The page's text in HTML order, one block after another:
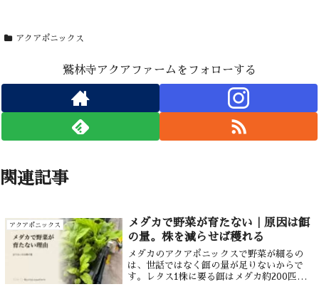
アクアポニックス
鷲林寺アクアファームをフォローする
関連記事
アクアポニックス
メダカで野菜が育たない｜原因は餌
の量。株を減らせば穫れる
メダカのアクアポニックスで野菜が細るの
は、世話ではなく餌の量が足りないからで
す。レタス1株に要る餌はメダカ約200匹ぶ